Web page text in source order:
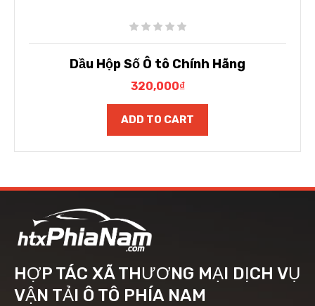
Dầu Hộp Số Ô tô Chính Hãng
320,000₫
ADD TO CART
HỢP TÁC XÃ THƯƠNG MẠI DỊCH VỤ
VẬN TẢI Ô TÔ PHÍA NAM